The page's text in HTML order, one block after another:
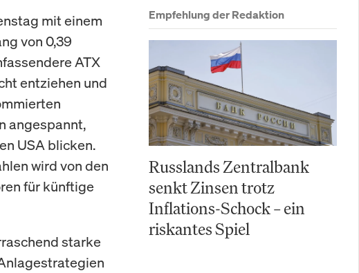
mit einem
von 0,39
ATX
entziehen und
angespannt,
USA blicken.
wird von den
für künftige
starke
Empfehlung der Redaktion
Russlands Zentralbank
senkt Zinsen trotz
Inflations-Schock – ein
riskantes Spiel